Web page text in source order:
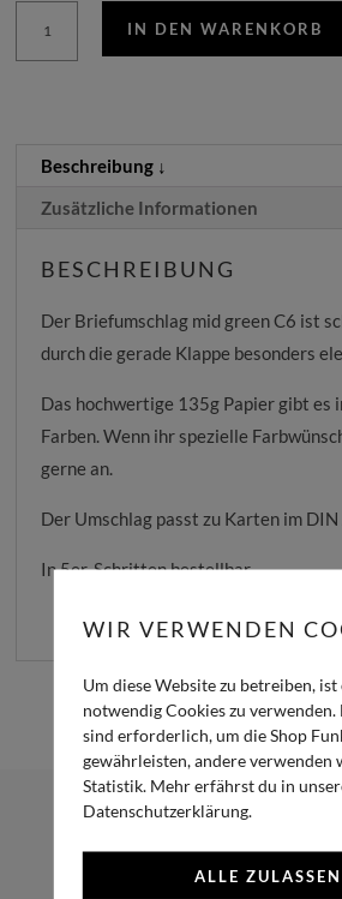
Klappe),
Menge
IN DEN WARENKORB
Beschreibung
Zusätzliche Informationen
BESCHREIBUNG
Der Briefumschlag mid green C6 ist
durch die gerade Klappe besonders
Das hochwertige 135g Papier gibt es
Farben. Wenn ihr spezielle
gerne an.
Der Umschlag passt zu Karten im
In 5er-Schritten bestellbar.
Wir verbinden drei wichtige Säulen der
WIR VERWENDEN
Um diese Website zu betreiben, ist
notwendig Cookies zu verwenden.
sind erforderlich, um die Shop
gewährleisten, andere verwenden
Statistik. Mehr erfährst du in
Datenschutzerklärung.
ALLE ZULASSEN